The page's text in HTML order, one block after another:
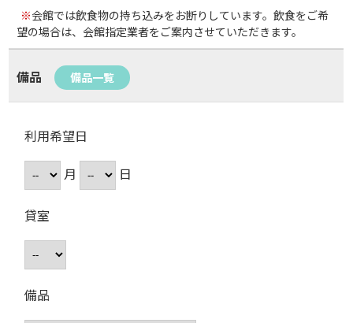
※会館では飲食物の持ち込みをお断りしています。飲食をご希
望の場合は、会館指定業者をご案内させていただきます。
備品 備品一覧
利用希望日
月
日
貸室
備品